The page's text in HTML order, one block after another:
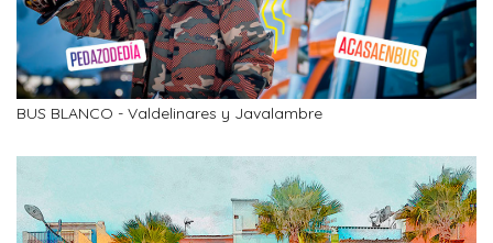
BUS BLANCO - Valdelinares y Javalambre